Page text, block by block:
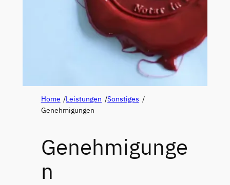
Home /Leistungen /Sonstiges /
Genehmigungen
Genehmigunge
n